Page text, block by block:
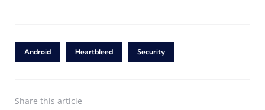
Android Heartbleed Security
Share this article